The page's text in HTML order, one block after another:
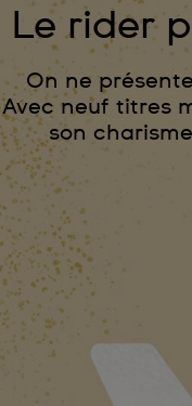
Le rider
On ne
Avec neuf titres
son